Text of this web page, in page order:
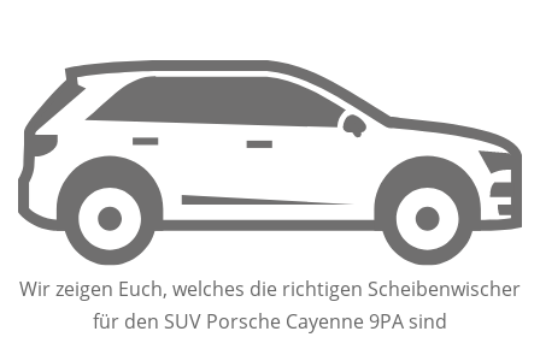
Wir zeigen Euch, welches die richtigen Scheibenwischer
für den SUV Porsche Cayenne 9PA sind